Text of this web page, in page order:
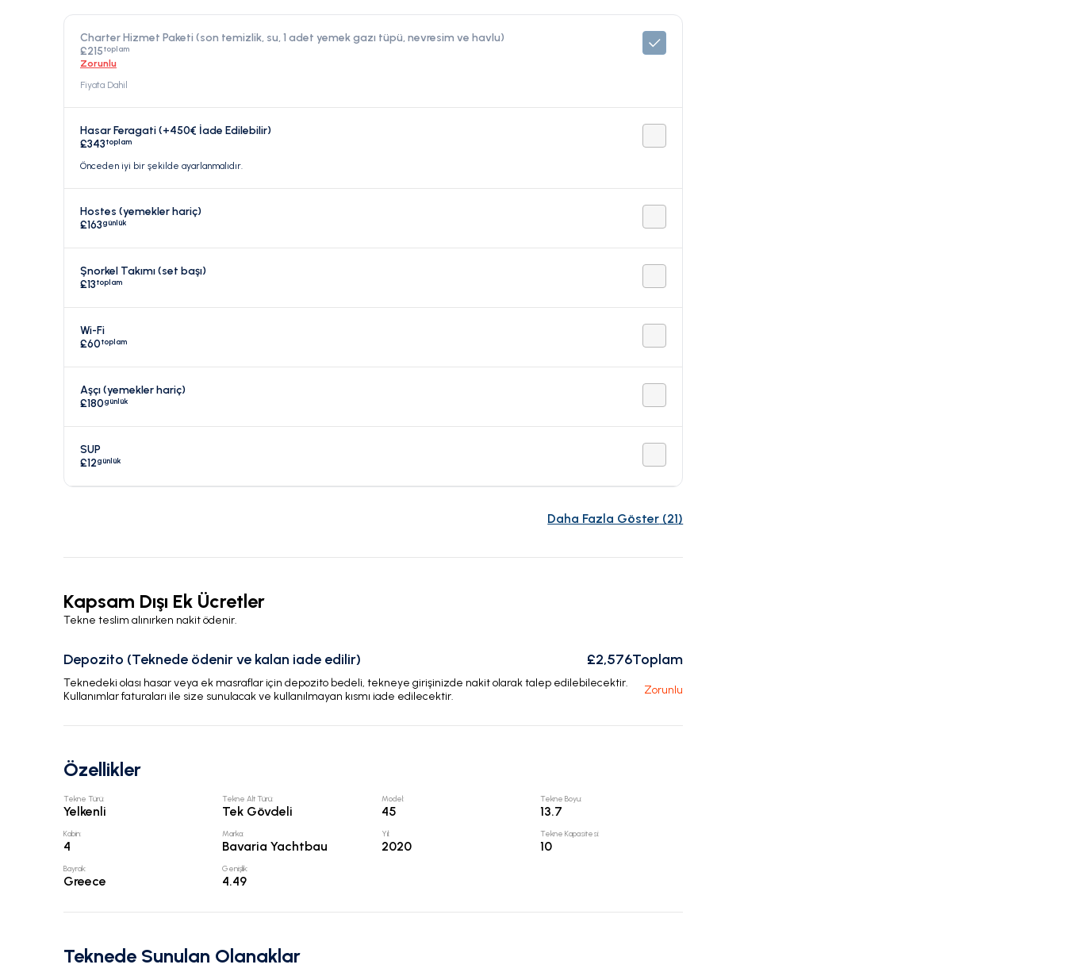
Charter Hizmet Paketi (son temizlik, su, 1 adet yemek gazı tüpü, nevresim ve havlu)
£215toplam
Zorunlu
Fiyata Dahil
Hasar Feragati (+450€ İade Edilebilir)
£343toplam
Önceden iyi bir şekilde ayarlanmalıdır.
Hostes (yemekler hariç)
£163günlük
Şnorkel Takımı (set başı)
£13toplam
Wi-Fi
£60toplam
Aşçı (yemekler hariç)
£180günlük
SUP
£12günlük
Daha Fazla Göster (21)
Kapsam Dışı Ek Ücretler
Tekne teslim alınırken nakit ödenir.
Depozito (Teknede ödenir ve kalan iade edilir) £2,576Toplam
Teknedeki olası hasar veya ek masraflar için depozito bedeli, tekneye girişinizde nakit olarak talep edilebilecektir.
Kullanımlar faturaları ile size sunulacak ve kullanılmayan kısmı iade edilecektir.
Zorunlu
Özellikler
Tekne Türü:
Yelkenli
Tekne Alt Türü:
Tek Gövdeli
Model:
45
Tekne Boyu:
13.7
Kabin:
4
Marka:
Bavaria Yachtbau
Yıl:
2020
Tekne Kapasitesi:
10
Bayrak:
Greece
Genişlik:
4.49
Teknede Sunulan Olanaklar